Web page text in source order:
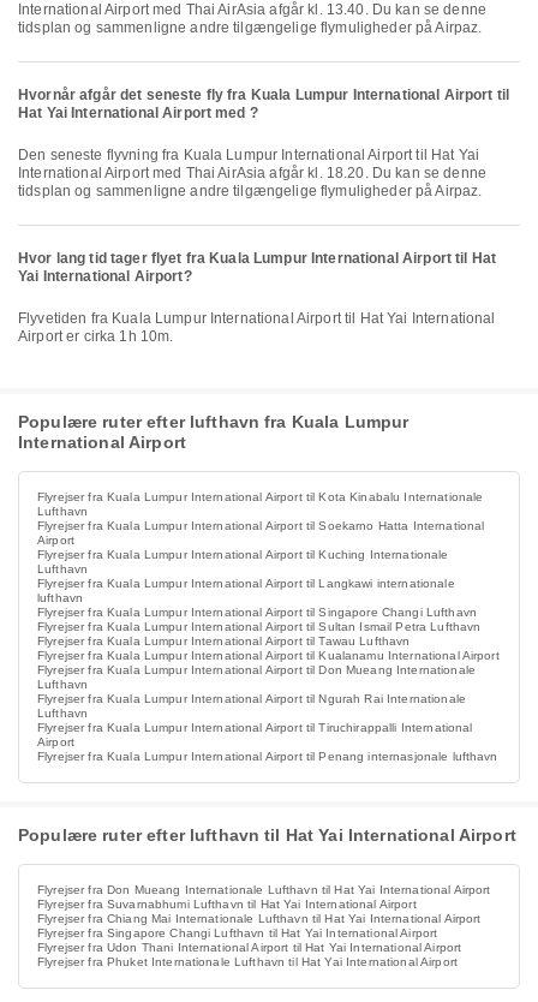
International Airport med Thai AirAsia afgår kl. 13.40. Du kan se denne
tidsplan og sammenligne andre tilgængelige flymuligheder på Airpaz.
Hvornår afgår det seneste fly fra Kuala Lumpur International Airport til
Hat Yai International Airport med ?
Den seneste flyvning fra Kuala Lumpur International Airport til Hat Yai
International Airport med Thai AirAsia afgår kl. 18.20. Du kan se denne
tidsplan og sammenligne andre tilgængelige flymuligheder på Airpaz.
Hvor lang tid tager flyet fra Kuala Lumpur International Airport til Hat
Yai International Airport?
Flyvetiden fra Kuala Lumpur International Airport til Hat Yai International
Airport er cirka 1h 10m.
Populære ruter efter lufthavn fra Kuala Lumpur
International Airport
Flyrejser fra Kuala Lumpur International Airport til Kota Kinabalu Internationale
Lufthavn
Flyrejser fra Kuala Lumpur International Airport til Soekarno Hatta International
Airport
Flyrejser fra Kuala Lumpur International Airport til Kuching Internationale
Lufthavn
Flyrejser fra Kuala Lumpur International Airport til Langkawi internationale
lufthavn
Flyrejser fra Kuala Lumpur International Airport til Singapore Changi Lufthavn
Flyrejser fra Kuala Lumpur International Airport til Sultan Ismail Petra Lufthavn
Flyrejser fra Kuala Lumpur International Airport til Tawau Lufthavn
Flyrejser fra Kuala Lumpur International Airport til Kualanamu International Airport
Flyrejser fra Kuala Lumpur International Airport til Don Mueang Internationale
Lufthavn
Flyrejser fra Kuala Lumpur International Airport til Ngurah Rai Internationale
Lufthavn
Flyrejser fra Kuala Lumpur International Airport til Tiruchirappalli International
Airport
Flyrejser fra Kuala Lumpur International Airport til Penang internasjonale lufthavn
Populære ruter efter lufthavn til Hat Yai International Airport
Flyrejser fra Don Mueang Internationale Lufthavn til Hat Yai International Airport
Flyrejser fra Suvarnabhumi Lufthavn til Hat Yai International Airport
Flyrejser fra Chiang Mai Internationale Lufthavn til Hat Yai International Airport
Flyrejser fra Singapore Changi Lufthavn til Hat Yai International Airport
Flyrejser fra Udon Thani International Airport til Hat Yai International Airport
Flyrejser fra Phuket Internationale Lufthavn til Hat Yai International Airport